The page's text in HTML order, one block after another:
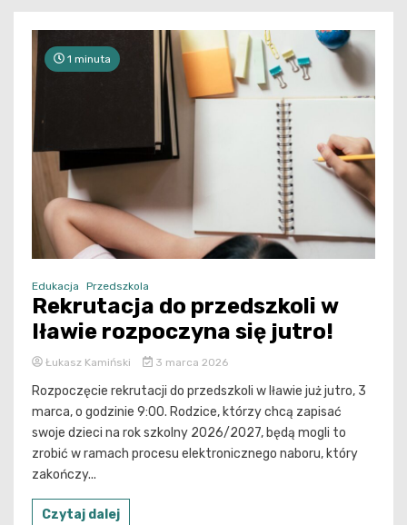
1 minuta
Edukacja Przedszkola
Rekrutacja do przedszkoli w
Iławie rozpoczyna się jutro!
Łukasz Kamiński 3 marca 2026
Rozpoczęcie rekrutacji do przedszkoli w Iławie już jutro, 3
marca, o godzinie 9:00. Rodzice, którzy chcą zapisać
swoje dzieci na rok szkolny 2026/2027, będą mogli to
zrobić w ramach procesu elektronicznego naboru, który
zakończy...
Czytaj dalej